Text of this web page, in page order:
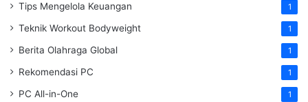
Tips Mengelola Keuangan 1
Teknik Workout Bodyweight 1
Berita Olahraga Global 1
Rekomendasi PC 1
PC All-in-One 1